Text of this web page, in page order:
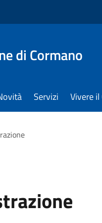
di Cormano
Servizi Vivere